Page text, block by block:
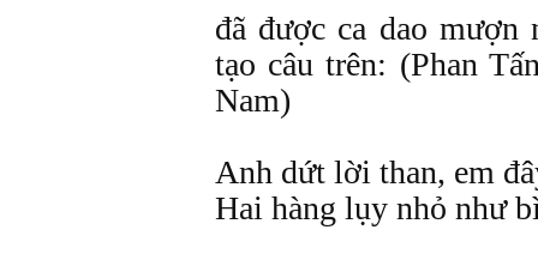
đã được ca dao mượn
tạo câu trên: (Phan
Nam)
Anh dứt lời than, em
Hai hàng lụy nhỏ như